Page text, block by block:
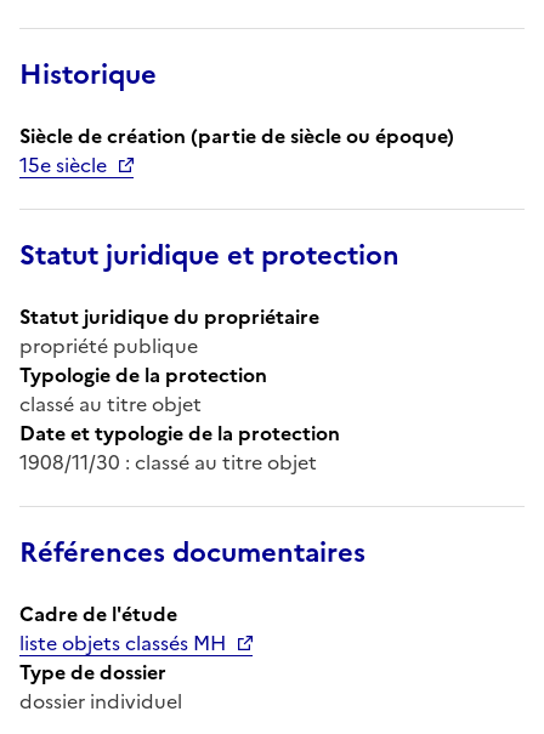
Historique
Siècle de création (partie de siècle ou époque)
15e siècle
Statut juridique et protection
Statut juridique du propriétaire
propriété publique
Typologie de la protection
classé au titre objet
Date et typologie de la protection
1908/11/30 : classé au titre objet
Références documentaires
Cadre de l'étude
liste objets classés MH
Type de dossier
dossier individuel